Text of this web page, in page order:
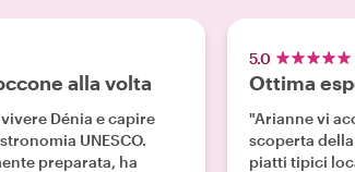
alla volta
Dénia e capire
UNESCO.
preparata, ha
5.0
Ottima
"Arianne vi
scoperta
piatti tipici